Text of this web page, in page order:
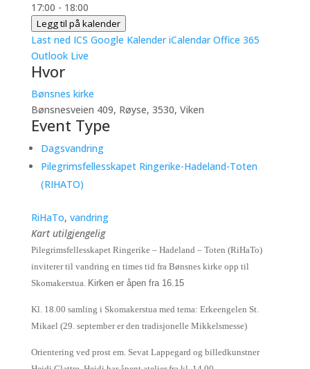
17:00 - 18:00
Legg til på kalender
Last ned ICS Google Kalender iCalendar Office 365
Outlook Live
Hvor
Bønsnes kirke
Bønsnesveien 409, Røyse, 3530, Viken
Event Type
Dagsvandring
Pilegrimsfellesskapet Ringerike-Hadeland-Toten
(RIHATO)
RiHaTo, vandring
Kart utilgjengelig
Pilegrimsfellesskapet Ringerike – Hadeland – Toten (RiHaTo)
inviterer til vandring en times tid fra Bønsnes kirke opp til
Skomakerstua. Kirken er åpen fra 16.15
Kl. 18.00 samling i Skomakerstua med tema: Erkeengelen St.
Mikael (29. september er den tradisjonelle Mikkelsmesse)
Orientering ved prost em. Sevat Lappegard og billedkunstner